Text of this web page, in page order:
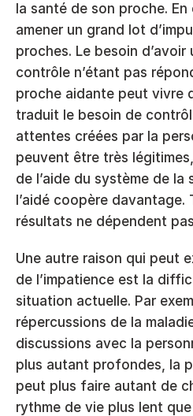
la santé de son proche.
amener un grand lot
proches. Le besoin d’avoir
contrôle n’étant pas
proche aidante peut vivre
traduit le besoin de
attentes créées par la
peuvent être très
de l’aide du système de la
l’aidé coopère davantage.
résultats ne dépendent
Une autre raison qui peut
de l’impatience est la
situation actuelle. Par
répercussions de la
discussions avec la
plus autant profondes, la
peut plus faire autant de
rythme de vie plus lent